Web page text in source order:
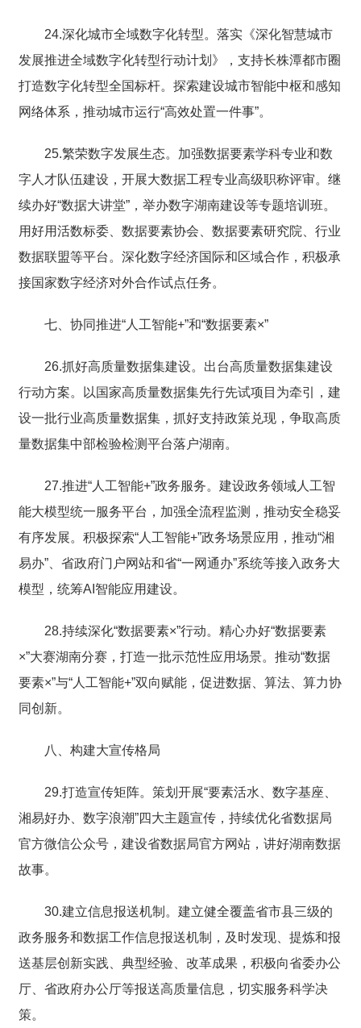
24.深化城市全域数字化转型。落实《深化智慧城市
发展推进全域数字化转型行动计划》，支持长株潭都市圈
打造数字化转型全国标杆。探索建设城市智能中枢和感知
网络体系，推动城市运行“高效处置一件事”。
25.繁荣数字发展生态。加强数据要素学科专业和数
字人才队伍建设，开展大数据工程专业高级职称评审。继
续办好“数据大讲堂”，举办数字湖南建设等专题培训班。
用好用活数标委、数据要素协会、数据要素研究院、行业
数据联盟等平台。深化数字经济国际和区域合作，积极承
接国家数字经济对外合作试点任务。
七、协同推进“人工智能+”和“数据要素×”
26.抓好高质量数据集建设。出台高质量数据集建设
行动方案。以国家高质量数据集先行先试项目为牵引，建
设一批行业高质量数据集，抓好支持政策兑现，争取高质
量数据集中部检验检测平台落户湖南。
27.推进“人工智能+”政务服务。建设政务领域人工智
能大模型统一服务平台，加强全流程监测，推动安全稳妥
有序发展。积极探索“人工智能+”政务场景应用，推动“湘
易办”、省政府门户网站和省“一网通办”系统等接入政务大
模型，统筹AI智能应用建设。
28.持续深化“数据要素×”行动。精心办好“数据要素
×”大赛湖南分赛，打造一批示范性应用场景。推动“数据
要素×”与“人工智能+”双向赋能，促进数据、算法、算力协
同创新。
八、构建大宣传格局
29.打造宣传矩阵。策划开展“要素活水、数字基座、
湘易好办、数字浪潮”四大主题宣传，持续优化省数据局
官方微信公众号，建设省数据局官方网站，讲好湖南数据
故事。
30.建立信息报送机制。建立健全覆盖省市县三级的
政务服务和数据工作信息报送机制，及时发现、提炼和报
送基层创新实践、典型经验、改革成果，积极向省委办公
厅、省政府办公厅等报送高质量信息，切实服务科学决
策。